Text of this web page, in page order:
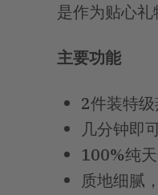
是作为贴心礼
主要功能
2件装特
几分钟即
100%纯
质地细腻